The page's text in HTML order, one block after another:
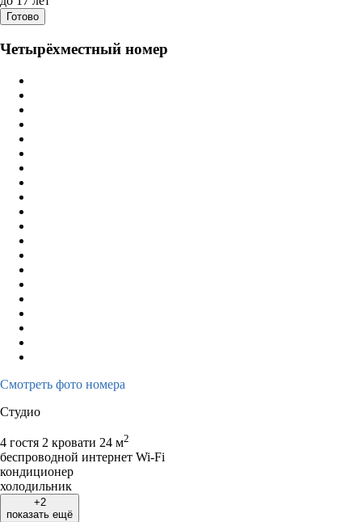
Готово
Четырёхместный номер
Смотреть фото номера
Студио
4 гостя 2 кровати 24 м2
беспроводной интернет Wi-Fi
кондиционер
холодильник
+2
показать ещё